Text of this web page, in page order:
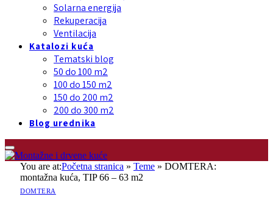
Solarna energija
Rekuperacija
Ventilacija
Katalozi kuća
Tematski blog
50 do 100 m2
100 do 150 m2
150 do 200 m2
200 do 300 m2
Blog urednika
You are at:Početna stranica » Teme » DOMTERA:
montažna kuća, TIP 66 – 63 m2
DOMTERA